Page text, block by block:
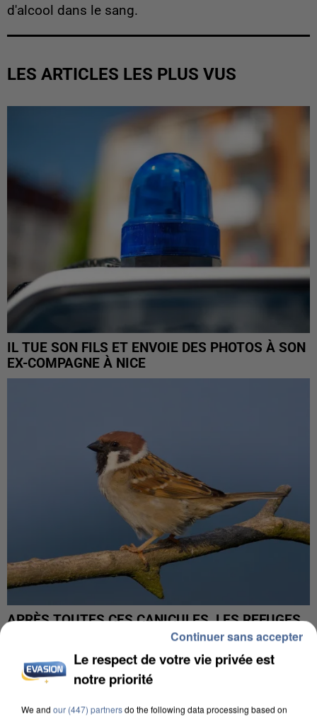
d'alcool dans le sang.
LES ARTICLES LES PLUS VUS
IL TUE SON FILS ET ENVOIE DES PHOTOS À SON
EX-COMPAGNE À NICE
APRÈS TOUTES CES CANICULES, LES REFUGES
DE FAUNE SAUVAGE SONT...
Le respect de votre vie privée est
notre priorité
We and our (447) partnersdo the following data processing based on
Continuer sans accepter